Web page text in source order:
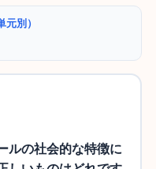
別）
ルの社会的な特徴に